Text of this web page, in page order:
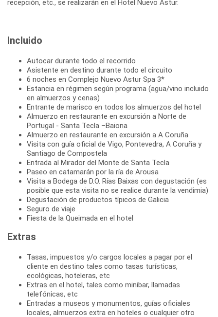
Incluido
Autocar durante todo el recorrido
Asistente en destino durante todo el circuito
6 noches en Complejo Nuevo Astur Spa 3*
Estancia en régimen según programa (agua/vino incluido
en almuerzos y cenas)
Entrante de marisco en todos los almuerzos del hotel
Almuerzo en restaurante en excursión a Norte de
Portugal - Santa Tecla –Baiona
Almuerzo en restaurante en excursión a A Coruña
Visita con guía oficial de Vigo, Pontevedra, A Coruña y
Santiago de Compostela
Entrada al Mirador del Monte de Santa Tecla
Paseo en catamarán por la ría de Arousa
Visita a Bodega de D.O. Rías Baixas con degustación (es
posible que esta visita no se realice durante la vendimia)
Degustación de productos típicos de Galicia
Seguro de viaje
Fiesta de la Queimada en el hotel
Extras
Tasas, impuestos y/o cargos locales a pagar por el
cliente en destino tales como tasas turísticas,
ecológicas, hoteleras, etc
Extras en el hotel, tales como minibar, llamadas
telefónicas, etc
Entradas a museos y monumentos, guías oficiales
locales, almuerzos extra en hoteles o cualquier otro